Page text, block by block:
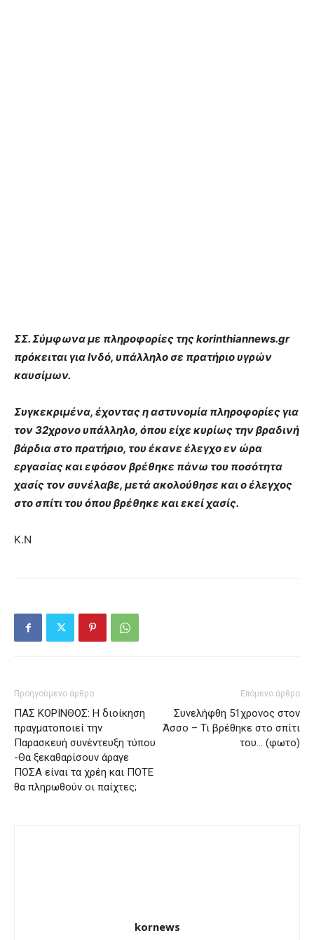
ΣΣ. Σύμφωνα με πληροφορίες της korinthiannews.gr
πρόκειται για Ινδό, υπάλληλο σε πρατήριο υγρών
καυσίμων.
Συγκεκριμένα, έχοντας η αστυνομία πληροφορίες για
τον 32χρονο υπάλληλο, όπου είχε κυρίως την βραδινή
βάρδια στο πρατήριο, του έκανε έλεγχο εν ώρα
εργασίας και εφόσον βρέθηκε πάνω του ποσότητα
χασίς τον συνέλαβε, μετά ακολούθησε και ο έλεγχος
στο σπίτι του όπου βρέθηκε και εκεί χασίς.
Κ.Ν
Προηγούμενο άρθρο
ΠΑΣ ΚΟΡΙΝΘΟΣ: Η διοίκηση
πραγματοποιεί την
Παρασκευή συνέντευξη τύπου
-Θα ξεκαθαρίσουν άραγε
ΠΟΣΑ είναι τα χρέη και ΠΟΤΕ
θα πληρωθούν οι παίχτες;
Επόμενο άρθρο
Συνελήφθη 51χρονος στον
Άσσο – Τι βρέθηκε στο σπίτι
του… (φωτο)
kornews